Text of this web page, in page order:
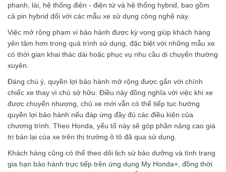
phanh, lái, hệ thống điện - điện tử và hệ thống hybrid, bao gồm
cả pin hybrid đối với các mẫu xe sử dụng công nghệ này.
Việc mở rộng phạm vi bảo hành được kỳ vọng giúp khách hàng
yên tâm hơn trong quá trình sử dụng, đặc biệt với những mẫu xe
có thời gian khai thác dài hoặc phục vụ nhu cầu di chuyển thường
xuyên.
Đáng chú ý, quyền lợi bảo hành mở rộng được gắn với chính
chiếc xe thay vì chủ sở hữu. Điều này đồng nghĩa với việc khi xe
được chuyển nhượng, chủ xe mới vẫn có thể tiếp tục hưởng
quyền lợi bảo hành nếu đáp ứng đầy đủ các điều kiện của
chương trình. Theo Honda, yếu tố này sẽ góp phần nâng cao giá
trị bán lại của xe trên thị trường ô tô đã qua sử dụng.
Khách hàng cũng có thể theo dõi lịch sử bảo dưỡng và tình trạng
gia hạn bảo hành trực tiếp trên ứng dụng My Honda+, đồng thời